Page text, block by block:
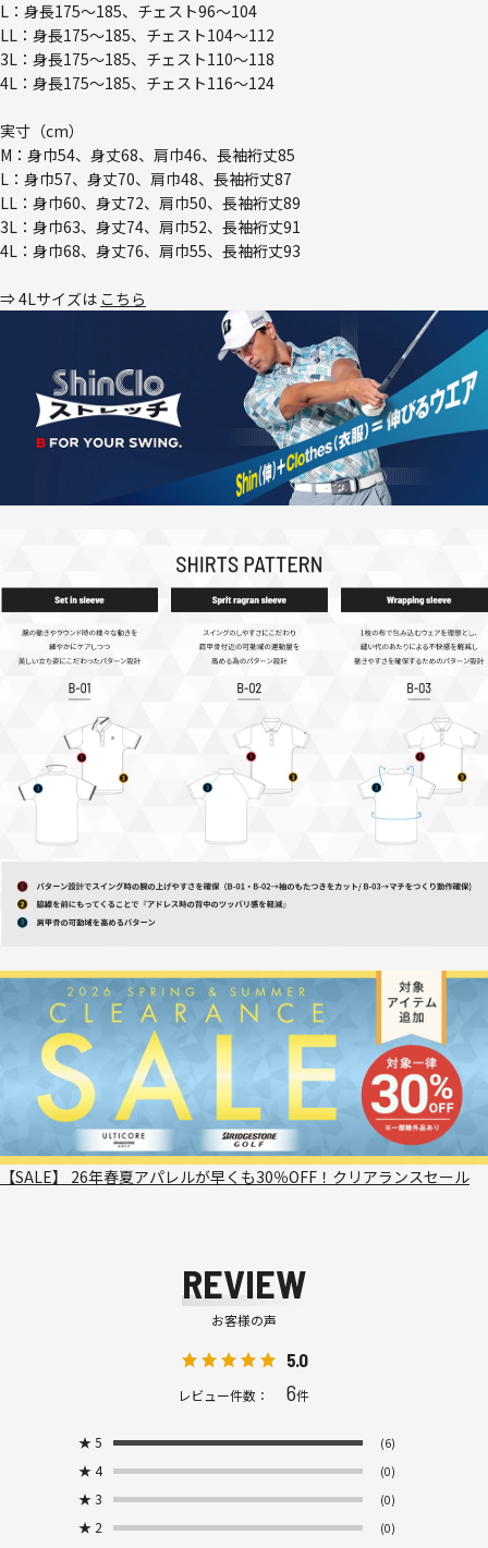
L：身長175～185、チェスト96～104
LL：身長175～185、チェスト104～112
3L：身長175～185、チェスト110～118
4L：身長175～185、チェスト116～124
実寸（cm）
M：身巾54、身丈68、肩巾46、長袖裄丈85
L：身巾57、身丈70、肩巾48、長袖裄丈87
LL：身巾60、身丈72、肩巾50、長袖裄丈89
3L：身巾63、身丈74、肩巾52、長袖裄丈91
4L：身巾68、身丈76、肩巾55、長袖裄丈93
⇒ 4Lサイズは こちら
【SALE】 26年春夏アパレルが早くも30％OFF！クリアランスセール
REVIEW
お客様の声
5.0
レビュー件数： 6件
★ 5 (6)
★ 4 (0)
★ 3 (0)
★ 2 (0)